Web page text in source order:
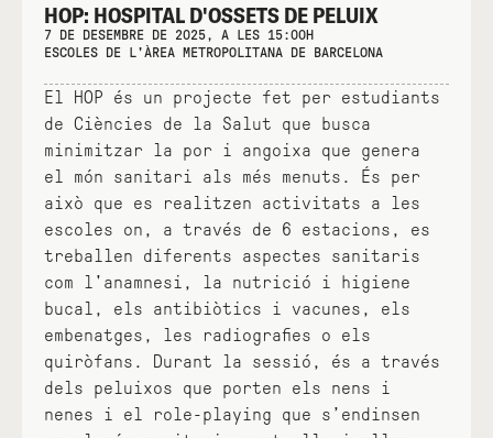
HOP: HOSPITAL D'OSSETS DE PELUIX
7 DE DESEMBRE DE 2025, A LES 15:00H
ESCOLES DE L'ÀREA METROPOLITANA DE BARCELONA
El HOP és un projecte fet per estudiants
de Ciències de la Salut que busca
minimitzar la por i angoixa que genera
el món sanitari als més menuts. És per
això que es realitzen activitats a les
escoles on, a través de 6 estacions, es
treballen diferents aspectes sanitaris
com l'anamnesi, la nutrició i higiene
bucal, els antibiòtics i vacunes, els
embenatges, les radiografies o els
quiròfans. Durant la sessió, és a través
dels peluixos que porten els nens i
nenes i el role-playing que s’endinsen